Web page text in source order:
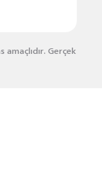
amaçlıdır. Gerçek